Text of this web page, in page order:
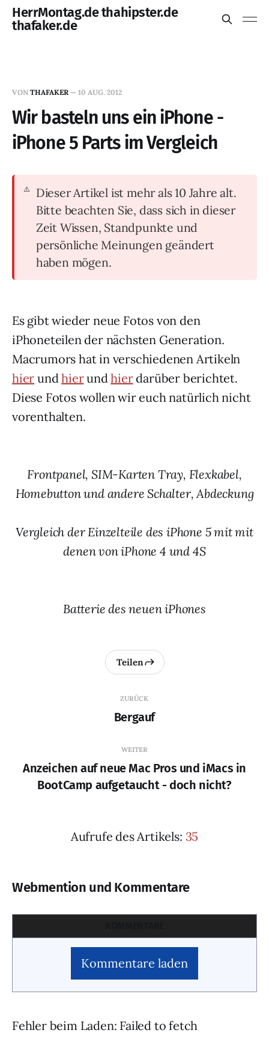
HerrMontag.de thahipster.de
thafaker.de
VON THAFAKER — 10 AUG. 2012
Wir basteln uns ein iPhone -
iPhone 5 Parts im Vergleich
Dieser Artikel ist mehr als 10 Jahre alt.
Bitte beachten Sie, dass sich in dieser
Zeit Wissen, Standpunkte und
persönliche Meinungen geändert
haben mögen.
Es gibt wieder neue Fotos von den
iPhoneteilen der nächsten Generation.
Macrumors hat in verschiedenen Artikeln
hier undhierundhierdarüber berichtet.
Diese Fotos wollen wir euch natürlich nicht
vorenthalten.
Frontpanel, SIM-Karten Tray, Flexkabel,
Homebutton und andere Schalter, Abdeckung
Vergleich der Einzelteile des iPhone 5 mit mit
denen von iPhone 4 und 4S
Batterie des neuen iPhones
ZURÜCK
Bergauf
Teilen
WEITER
Anzeichen auf neue Mac Pros und iMacs in
BootCamp aufgetaucht - doch nicht?
Aufrufe des Artikels: 35
Webmention und Kommentare
Kommentare laden
Fehler beim Laden: Failed to fetch